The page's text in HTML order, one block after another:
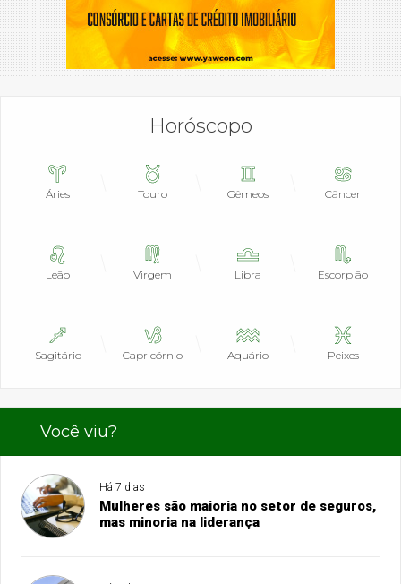
Horóscopo
Áries Touro Gêmeos Câncer
Leão Virgem Libra Escorpião
Sagitário Capricórnio Aquário Peixes
Você viu?
Há 7 dias
Mulheres são maioria no setor de seguros,
mas minoria na liderança